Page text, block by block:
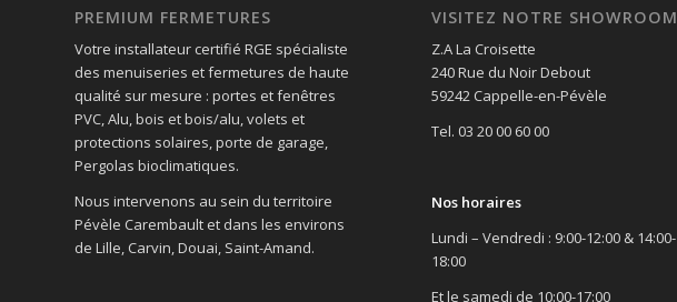
PREMIUM FERMETURES
Votre installateur certifié RGE spécialiste
des menuiseries et fermetures de haute
qualité sur mesure : portes et fenêtres
PVC, Alu, bois et bois/alu, volets et
protections solaires, porte de garage,
Pergolas bioclimatiques.
Nous intervenons au sein du territoire
Pévèle Carembault et dans les environs
de Lille, Carvin, Douai, Saint-Amand.
VISITEZ NOTRE SHOWROOM
Z.A La Croisette
240 Rue du Noir Debout
59242 Cappelle-en-Pévèle
Tel. 03 20 00 60 00
Nos horaires
Lundi – Vendredi : 9:00-12:00 & 14:00-
18:00
Et le samedi de 10:00-17:00